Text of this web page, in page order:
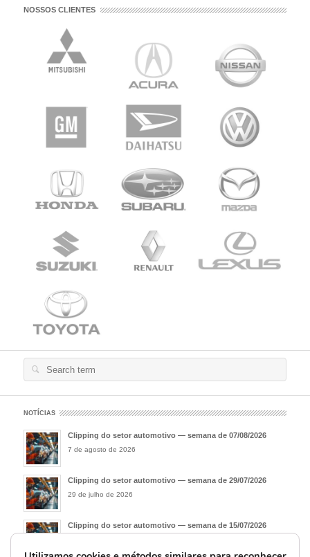
NOSSOS CLIENTES
Search
NOTÍCIAS
Clipping do setor automotivo — semana de 07/08/2026
7 de agosto de 2026
Clipping do setor automotivo — semana de 29/07/2026
29 de julho de 2026
Clipping do setor automotivo — semana de 15/07/2026